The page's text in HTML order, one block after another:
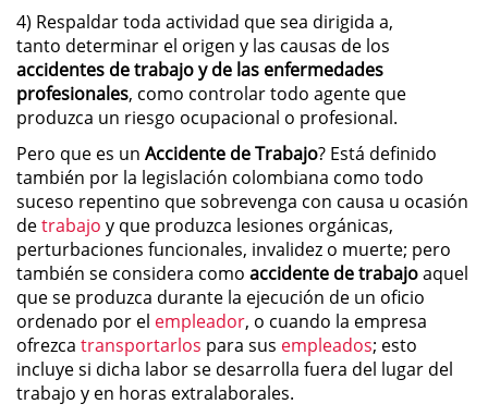
4) Respaldar toda actividad que sea dirigida a,
tanto determinar el origen y las causas de los
accidentes de trabajo y de las enfermedades
profesionales, como controlar todo agente que
produzca un riesgo ocupacional o profesional.
Pero que es un Accidente de Trabajo? Está definido
también por la legislación colombiana como todo
suceso repentino que sobrevenga con causa u ocasión
detrabajo y que produzca lesiones orgánicas,
perturbaciones funcionales, invalidez o muerte; pero
también se considera como accidente de trabajoaquel
que se produzca durante la ejecución de un oficio
ordenado por el empleador, o cuando la empresa
ofrezca transportarlos para sus empleados; esto
incluye si dicha labor se desarrolla fuera del lugar del
trabajo y en horas extralaborales.